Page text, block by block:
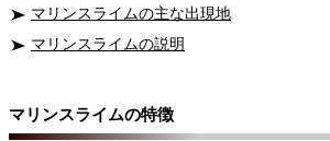
マリンスライムの主な出現地
マリンスライムの説明
マリンスライムの特徴